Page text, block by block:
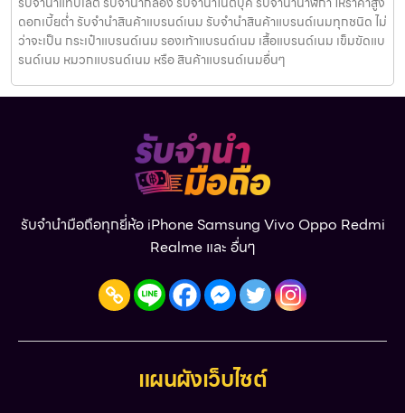
ดอกเบี้ยต่ำ รับจำนำสินค้าแบรนด์เนม รับจำนำสินค้าแบรนด์เนมทุกชนิด ไม่
ว่าจะเป็น กระเป๋าแบรนด์เนม รองเท้าแบรนด์เนม เสื้อแบรนด์เนม เข็มขัดแบ
รนด์เนม หมวกแบรนด์เนม หรือ สินค้าแบรนด์เนมอื่นๆ
รับจำนำมือถือทุกยี่ห้อ iPhone Samsung Vivo Oppo Redmi
Realme และ อื่นๆ
แผนผังเว็บไซต์